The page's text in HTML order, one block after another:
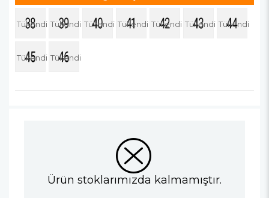
Tükendi Tükendi Tükendi Tükendi Tükendi Tükendi Tükendi
Tükendi Tükendi
Ürün stoklarımızda kalmamıştır.